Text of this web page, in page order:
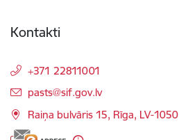
Kontakti
+371 22811001
E-pasts:
pasts@sif.gov.lv
Raiņa bulvāris 15, Rīga, LV-1050